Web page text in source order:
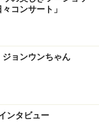
コンサート」
ョンウンちゃん
ンタビュー